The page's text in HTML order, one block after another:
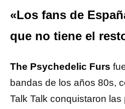
«Los fans de
que no tiene el
The Psychedelic Furs
bandas de los años 80s,
Talk Talk conquistaron